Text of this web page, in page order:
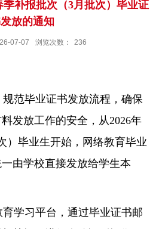
季补报批次（3月批次）毕业证
放的通知
07-07 浏览次数： 236
范毕业证书发放流程，确保
发放工作的安全，从2026年
）毕业生开始，网络教育毕业
由学校直接发放给学生本
学习平台，通过毕业证书邮